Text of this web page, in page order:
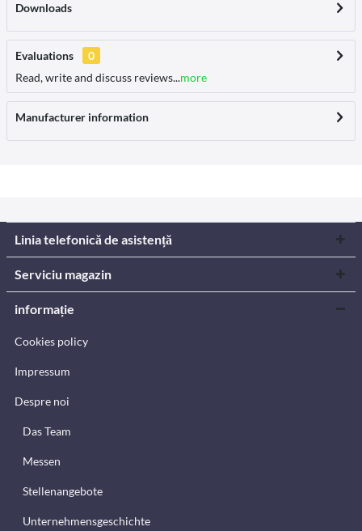
Downloads
Evaluations
0
Read, write and discuss reviews...more
Manufacturer information
Linia telefonică de asistență
Serviciu magazin
informație
Cookies policy
Impressum
Despre noi
Das Team
Messen
Stellenangebote
Unternehmensgeschichte